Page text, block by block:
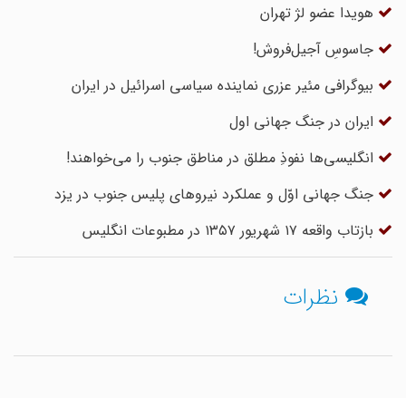
هویدا عضو لژ تهران
جاسوسِ آجیل‌فروش!
بیوگرافی مئیر عزری نماینده سیاسی اسرائیل در ایران
ایران در جنگ جهانی اول
انگلیسی‌ها نفوذِ مطلق در مناطق جنوب را می‌خواهند!
جنگ جهانی اوّل و عملکرد نیروهای پلیس جنوب در یزد
بازتاب واقعه ۱۷ شهریور ۱۳۵۷ در مطبوعات انگلیس
نظرات